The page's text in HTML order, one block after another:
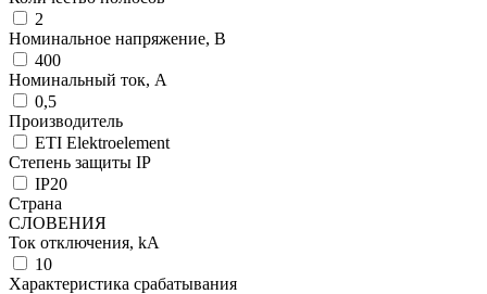
2
Номинальное напряжение, В
400
Номинальный ток, А
0,5
Производитель
ETI Elektroelement
Степень защиты IP
IP20
Страна
СЛОВЕНИЯ
Ток отключения, kА
10
Характеристика срабатывания